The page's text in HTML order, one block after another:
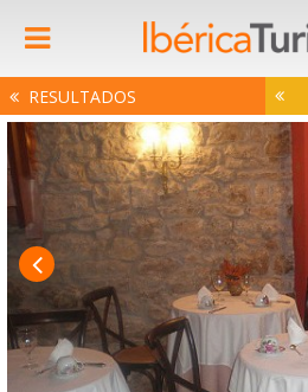
RESULTADOS